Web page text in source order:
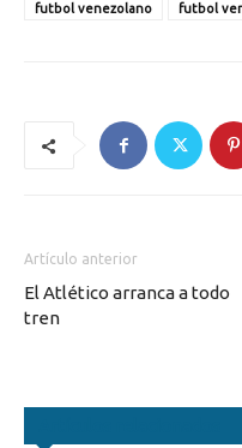
futbol venezolano
futbol
Artículo anterior
El Atlético arranca a todo
tren